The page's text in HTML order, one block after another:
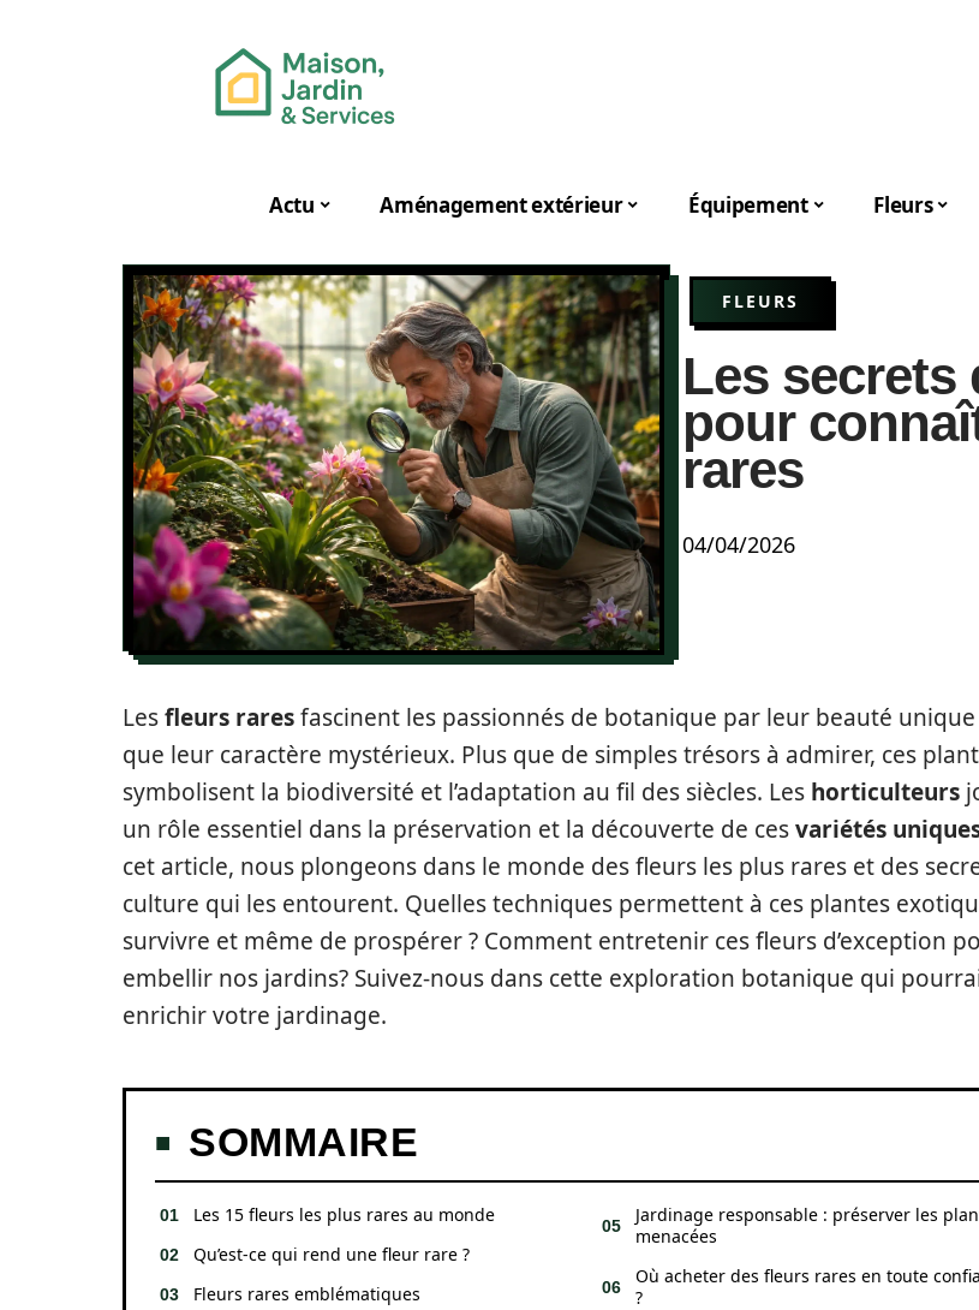
Actu Aménagement extérieur Équipement Fleurs
FLEURS
Les
pour
rares
04/04/2026
Lesfleurs raresfascinent les passionnés de botanique par leur beauté
que leur caractère mystérieux. Plus que de simples trésors à admirer, ces
symbolisent la biodiversité et l’adaptation au fil des siècles. Les horticulteurs
un rôle essentiel dans la préservation et la découverte de cesvariétés
cet article, nous plongeons dans le monde des fleurs les plus rares et des
culture qui les entourent. Quelles techniques permettent à ces plantes
survivre et même de prospérer ? Comment entretenir ces fleurs d’exception
embellir nos jardins? Suivez-nous dans cette exploration botanique qui
enrichir votre jardinage.
SOMMAIRE
Les 15 fleurs les plus rares au monde
Qu’est-ce qui rend une fleur rare ?
Fleurs rares emblématiques
Jardinage responsable : préserver les
menacées
Où acheter des fleurs rares en toute
?